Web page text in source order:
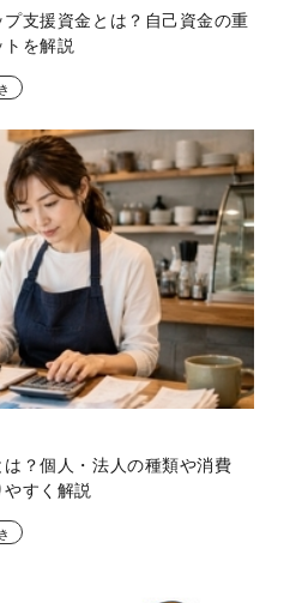
支援資金とは？自己資金の重
を解説
？個人・法人の種類や消費
すく解説